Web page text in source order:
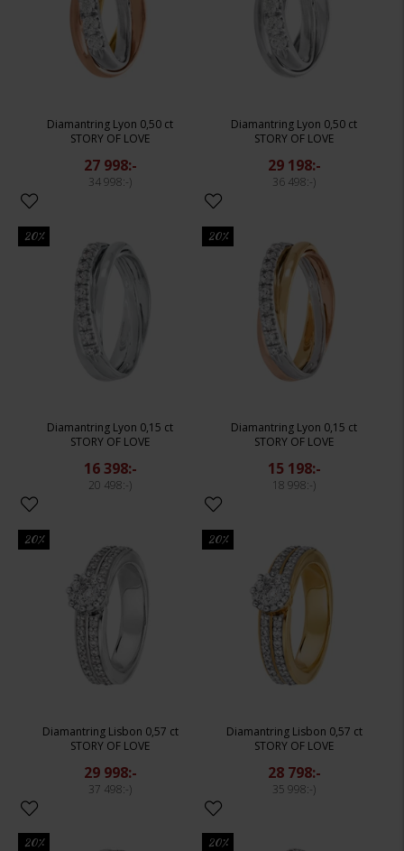
Diamantring Lyon 0,50 ct
STORY OF LOVE
27 998:-
34 998:-
Diamantring Lyon 0,50 ct
STORY OF LOVE
29 198:-
36 498:-
20%
Diamantring Lyon 0,15 ct
STORY OF LOVE
16 398:-
20 498:-
20%
Diamantring Lyon 0,15 ct
STORY OF LOVE
15 198:-
18 998:-
20%
Diamantring Lisbon 0,57 ct
STORY OF LOVE
29 998:-
37 498:-
20%
Diamantring Lisbon 0,57 ct
STORY OF LOVE
28 798:-
35 998:-
20% 20%